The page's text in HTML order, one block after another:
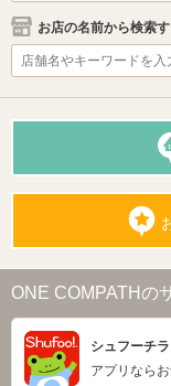
お店の名前から検索
ONE COMPATHの
シュフーチ
アプリなら